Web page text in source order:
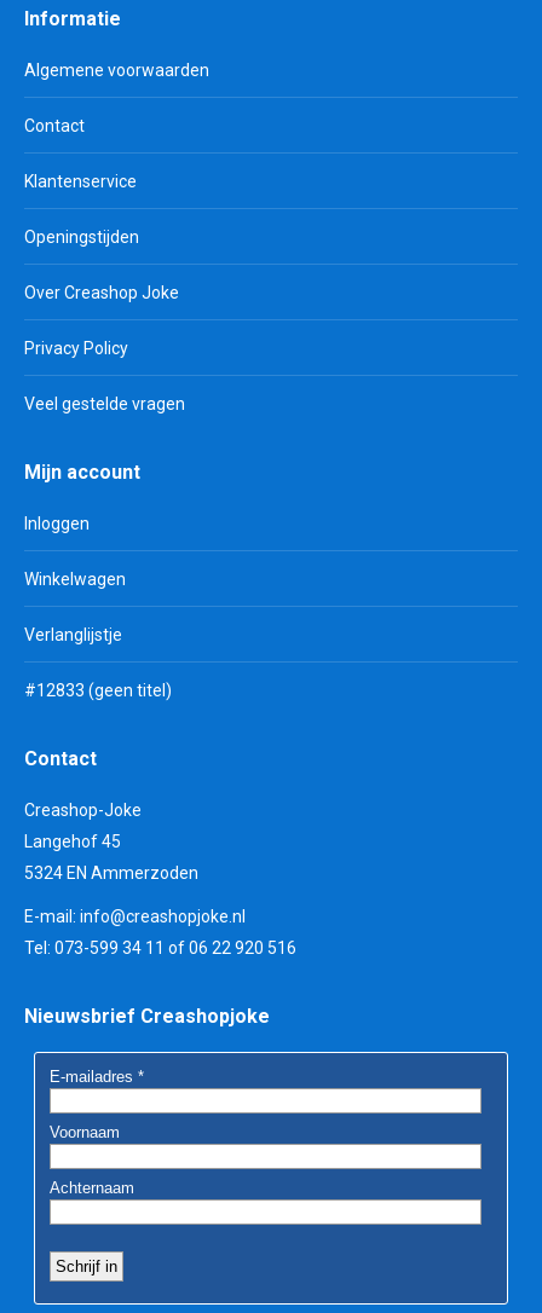
Informatie
Algemene voorwaarden
Contact
Klantenservice
Openingstijden
Over Creashop Joke
Privacy Policy
Veel gestelde vragen
Mijn account
Inloggen
Winkelwagen
Verlanglijstje
#12833 (geen titel)
Contact
Creashop-Joke
Langehof 45
5324 EN Ammerzoden
E-mail: info@creashopjoke.nl
Tel: 073-599 34 11 of 06 22 920 516
Nieuwsbrief Creashopjoke